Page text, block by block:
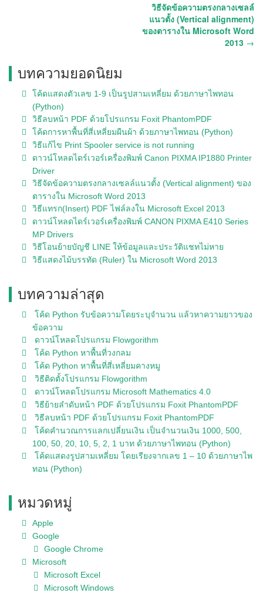
วิธีจัดข้อความตรงกลางเซลล์
แนวตั้ง (Vertical alignment)
ของตารางใน Microsoft Word
2013 →
บทความยอดนิยม
โค้ดแสดงตัวเลข 1-9 เป็นรูปสามเหลี่ยม ด้วยภาษาไพทอน
(Python)
วิธีลบหน้า PDF ด้วยโปรแกรม Foxit PhantomPDF
โค้ดการหาพื้นที่สี่เหลี่ยมผืนผ้า ด้วยภาษาไพทอน (Python)
วิธีแก้ไข Print Spooler service is not running
ดาวน์โหลดไดร์เวอร์เครื่องพิมพ์ Canon PIXMA IP1880 Printer
Driver
วิธีจัดข้อความตรงกลางเซลล์แนวตั้ง (Vertical alignment) ของ
ตารางใน Microsoft Word 2013
วิธีแทรก(Insert) PDF ไฟล์ลงใน Microsoft Excel 2013
ดาวน์โหลดไดร์เวอร์เครื่องพิมพ์ CANON PIXMA E410 Series
MP Drivers
วิธีโอนย้ายบัญชี LINE ให้ข้อมูลและประวัติแชทไม่หาย
วิธีแสดงไม้บรรทัด (Ruler) ใน Microsoft Word 2013
บทความล่าสุด
โค้ด Python รับข้อความโดยระบุจำนวน แล้วหาความยาวของ
ข้อความ
ดาวน์โหลดโปรแกรม Flowgorithm
โค้ด Python หาพื้นที่วงกลม
โค้ด Python หาพื้นที่สี่เหลี่ยมคางหมู
วิธีติดตั้งโปรแกรม Flowgorithm
ดาวน์โหลดโปรแกรม Microsoft Mathematics 4.0
วิธีย้ายลำดับหน้า PDF ด้วยโปรแกรม Foxit PhantomPDF
วิธีลบหน้า PDF ด้วยโปรแกรม Foxit PhantomPDF
โค้ดคำนวณการแลกเปลี่ยนเงิน เป็นจำนวนเงิน 1000, 500,
100, 50, 20, 10, 5, 2, 1 บาท ด้วยภาษาไพทอน (Python)
โค้ดแสดงรูปสามเหลี่ยม โดยเรียงจากเลข 1 – 10 ด้วยภาษาไพ
ทอน (Python)
หมวดหมู่
Apple
Google
Google Chrome
Microsoft
Microsoft Excel
Microsoft Windows